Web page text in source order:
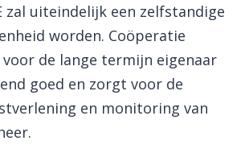
zal uiteindelijk een zelfstandige
worden. Coöperatie
de lange termijn eigenaar
goed en zorgt voor de
en monitoring van